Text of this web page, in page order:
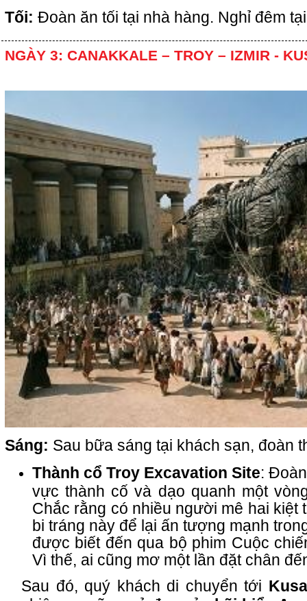
Tối: Đoàn ăn tối tại nhà hàng. Nghỉ đêm
NGÀY 3: CANAKKALE – TROY – IZMIR -
Sáng: Sau bữa sáng tại khách sạn, đoàn
Thành cổ Troy Excavation Site:
vực thành cố và dạo quanh một
Chắc rằng có nhiều người mê hai kiệt
bi tráng này để lại ấn tượng mạnh
được biết đến qua bộ phim Cuộc
Vì thế, ai cũng mơ một lần đặt chân
Sau đó, quý khách di chuyển tới